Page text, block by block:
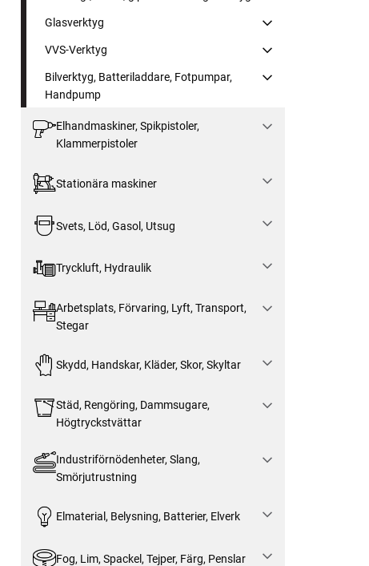
Glasverktyg
VVS-Verktyg
Bilverktyg, Batteriladdare, Fotpumpar,
Handpump
Elhandmaskiner, Spikpistoler,
Klammerpistoler
Stationära maskiner
Svets, Löd, Gasol, Utsug
Tryckluft, Hydraulik
Arbetsplats, Förvaring, Lyft, Transport,
Stegar
Skydd, Handskar, Kläder, Skor, Skyltar
Städ, Rengöring, Dammsugare,
Högtryckstvättar
Industriförnödenheter, Slang,
Smörjutrustning
Elmaterial, Belysning, Batterier, Elverk
Fog, Lim, Spackel, Tejper, Färg, Penslar